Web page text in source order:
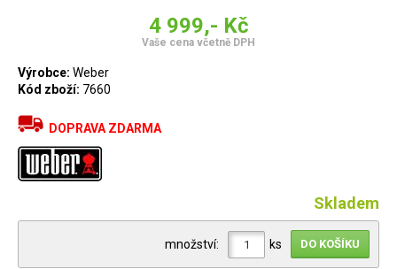
4 999,- Kč
Vaše cena včetně DPH
Výrobce: Weber
Kód zboží: 7660
DOPRAVA ZDARMA
Skladem
množství: ks